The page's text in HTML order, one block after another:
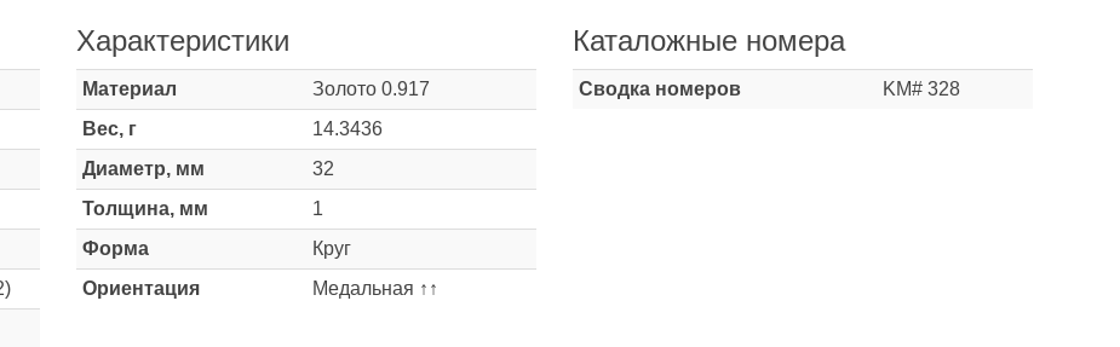
Характеристики
Материал
Золото 0.917
Вес, г
14.3436
Диаметр, мм
32
Толщина, мм
1
Форма
Круг
Ориентация
Медальная ↑↑
Каталожные номера
Сводка номеров KM# 328